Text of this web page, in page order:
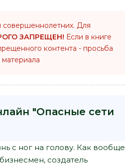
совершеннолетних. Для
ЗАПРЕЩЕН! Если в книге
контента - просьба
"Опасные сети
с ног на голову. Как вообще
создатель